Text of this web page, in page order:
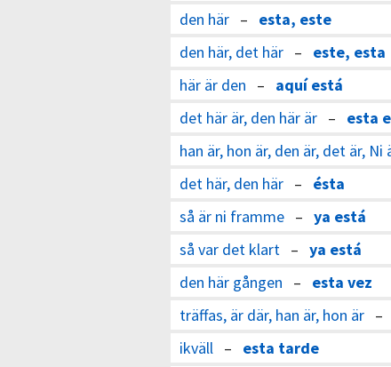
den här – esta, este
den här, det här – este, esta
här är den – aquí está
det här är, den här är – esta
han är, hon är, den är, det är, Ni
det här, den här – ésta
så är ni framme – ya está
så var det klart – ya está
den här gången – esta vez
träffas, är där, han är, hon är –
ikväll – esta tarde